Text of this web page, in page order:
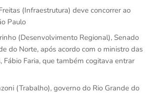
(Infraestrutura) deve concorrer ao
Paulo
(Desenvolvimento Regional), Senado
do Norte, após acordo com o ministro das
Fábio Faria, que também cogitava entrar
(Trabalho), governo do Rio Grande do